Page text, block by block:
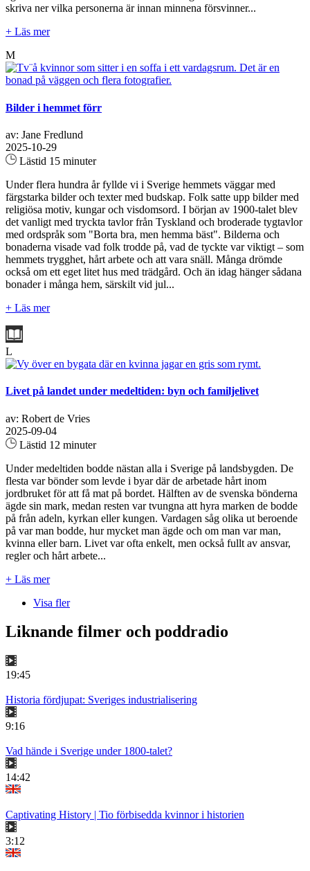
skriva ner vilka personerna är innan minnena försvinner...
+ Läs mer
M
Bilder i hemmet förr
av: Jane Fredlund
2025-10-29
Lästid 15 minuter
Under flera hundra år fyllde vi i Sverige hemmets väggar med
färgstarka bilder och texter med budskap. Folk satte upp bilder med
religiösa motiv, kungar och visdomsord. I början av 1900-talet blev
det vanligt med tryckta tavlor från Tyskland och broderade tygtavlor
med ordspråk som "Borta bra, men hemma bäst". Bilderna och
bonaderna visade vad folk trodde på, vad de tyckte var viktigt – som
hemmets trygghet, hårt arbete och att vara snäll. Många drömde
också om ett eget litet hus med trädgård. Och än idag hänger sådana
bonader i många hem, särskilt vid jul...
+ Läs mer
L
Livet på landet under medeltiden: byn och familjelivet
av: Robert de Vries
2025-09-04
Lästid 12 minuter
Under medeltiden bodde nästan alla i Sverige på landsbygden. De
flesta var bönder som levde i byar där de arbetade hårt inom
jordbruket för att få mat på bordet. Hälften av de svenska bönderna
ägde sin mark, medan resten var tvungna att hyra marken de bodde
på från adeln, kyrkan eller kungen. Vardagen såg olika ut beroende
på var man bodde, hur mycket man ägde och om man var man,
kvinna eller barn. Livet var ofta enkelt, men också fullt av ansvar,
regler och hårt arbete...
+ Läs mer
Visa fler
Liknande filmer och poddradio
19:45
Historia fördjupat: Sveriges industrialisering
9:16
Vad hände i Sverige under 1800-talet?
14:42
Captivating History | Tio förbisedda kvinnor i historien
3:12